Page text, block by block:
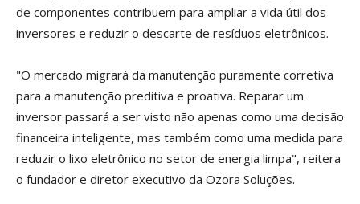
de componentes contribuem para ampliar a vida útil dos
inversores e reduzir o descarte de resíduos eletrônicos.
"O mercado migrará da manutenção puramente corretiva
para a manutenção preditiva e proativa. Reparar um
inversor passará a ser visto não apenas como uma decisão
financeira inteligente, mas também como uma medida para
reduzir o lixo eletrônico no setor de energia limpa", reitera
o fundador e diretor executivo da Ozora Soluções.